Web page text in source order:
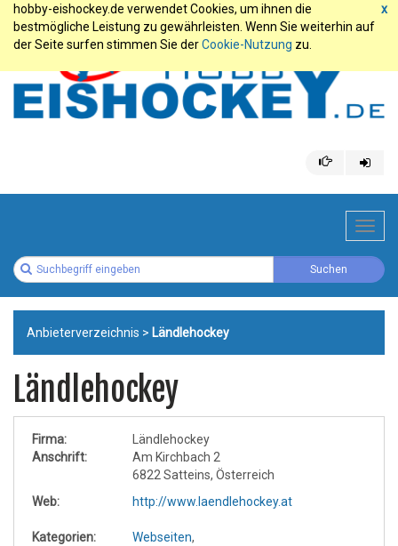
x
hobby-eishockey.de verwendet Cookies, um ihnen die
bestmögliche Leistung zu gewährleisten. Wenn Sie weiterhin auf
der Seite surfen stimmen Sie derCookie-Nutzung zu.
Anbieterverzeichnis > Ländlehockey
Ländlehockey
Firma:
Ländlehockey
Anschrift:
Am Kirchbach 2
6822 Satteins, Österreich
Web:
http://www.laendlehockey.at
Kategorien: Webseiten,